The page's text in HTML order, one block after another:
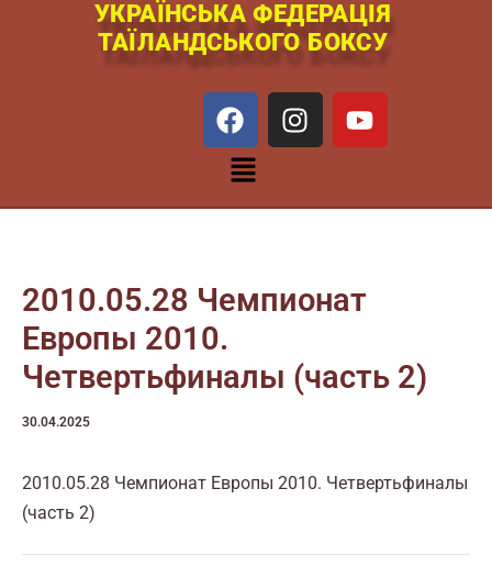
УКРАЇНСЬКА ФЕДЕРАЦІЯ
ТАЇЛАНДСЬКОГО БОКСУ
a
c
e
b
o
n
s
g
m
o
u
b
Меню
2010.05.28 Чемпионат
Европы 2010.
Четвертьфиналы (часть 2)
30.04.2025
2010.05.28 Чемпионат Европы 2010. Четвертьфиналы
(часть 2)